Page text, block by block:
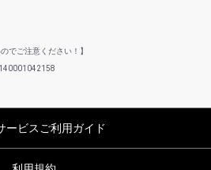
でご注意ください！】
ービスご利用ガイド